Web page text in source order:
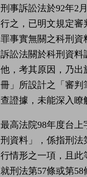
刑事訴訟法於92年2
行之，已明文規定
罪事實無關之科刑
訴訟法關於科刑資
他，考其原因，乃出
冊」所設計之「審判
查證據，未能深入瞭
最高法院98年度台上
刑資料」，係指刑法
行情形之一項，且此
就刑法第57條或第